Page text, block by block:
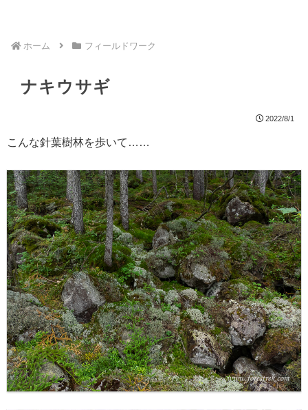
ホーム フィールドワーク
ナキウサギ
2022/8/1
こんな針葉樹林を歩いて……